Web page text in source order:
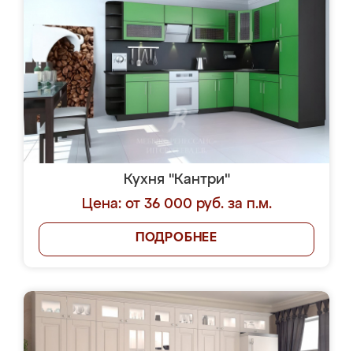
Кухня "Кантри"
Цена: от 36 000 руб. за п.м.
ПОДРОБНЕЕ